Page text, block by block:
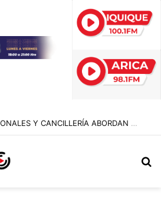
AUTORIDADES REGIONALES Y CANCILLERÍA ABORDAN SEGURIDAD TRANSNACIONAL EN EL CORREDOR BIOCEÁNICO